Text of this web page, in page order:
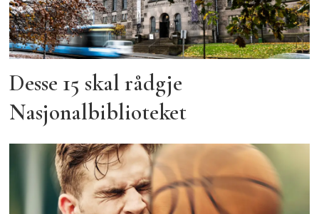
Desse 15 skal rådgje
Nasjonalbiblioteket